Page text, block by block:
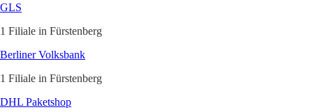
GLS
1 Filiale in Fürstenberg
Berliner Volksbank
1 Filiale in Fürstenberg
DHL Paketshop